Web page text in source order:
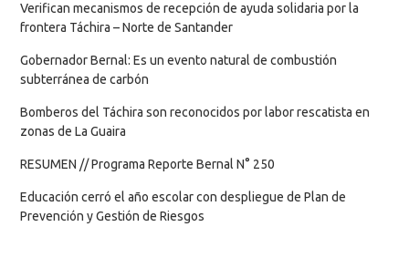
Verifican mecanismos de recepción de ayuda solidaria por la
frontera Táchira – Norte de Santander
Gobernador Bernal: Es un evento natural de combustión
subterránea de carbón
Bomberos del Táchira son reconocidos por labor rescatista en
zonas de La Guaira
RESUMEN // Programa Reporte Bernal N° 250
Educación cerró el año escolar con despliegue de Plan de
Prevención y Gestión de Riesgos